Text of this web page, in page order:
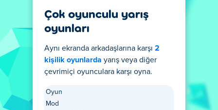
Çok oyunculu yarış
oyunları
Aynı ekranda arkadaşlarına karşı 2
kişilik oyunlarda yarış veya diğer
çevrimiçi oyunculara karşı oyna.
Oyun
Mod